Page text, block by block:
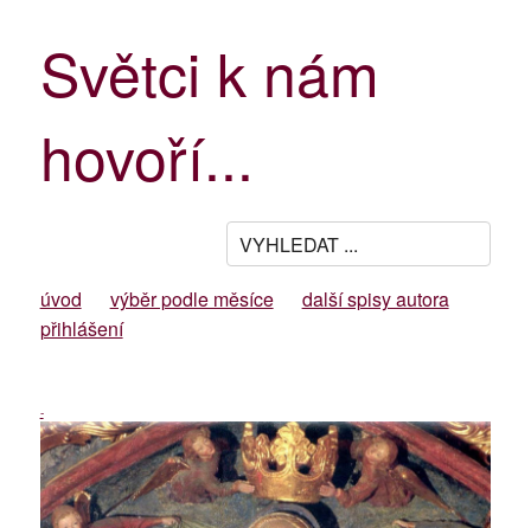
Světci k nám
hovoří...
úvod výběr podle měsíce
další spisy autora
přihlášení
-